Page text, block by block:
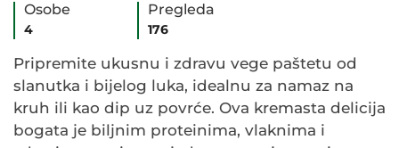
Osobe
4
Pregleda
176
Pripremite ukusnu i zdravu vege paštetu od
slanutka i bijelog luka, idealnu za namaz na
kruh ili kao dip uz povrće. Ova kremasta delicija
bogata je biljnim proteinima, vlaknima i